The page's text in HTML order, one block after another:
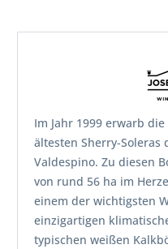
Im Jahr 1999 erwarb
ältesten Sherry-Soleras
Valdespino. Zu diesen
von rund 56 ha im
einem der wichtigsten
einzigartigen
typischen weißen